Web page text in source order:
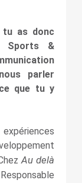
tu as donc
Sports &
parler
que tu y
Au delà